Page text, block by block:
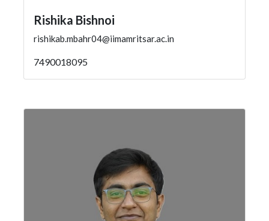
Rishika Bishnoi
rishikab.mbahr04@iimamritsar.ac.in
7490018095